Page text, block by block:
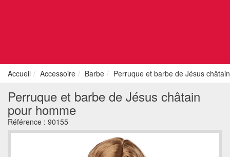
Accueil Accessoire Barbe Perruque et barbe de Jésus
Perruque et barbe de Jésus châtain
pour homme
Référence : 90155